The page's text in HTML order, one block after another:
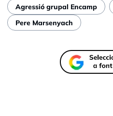
Agressió grupal Encamp
Pere Marsenyach